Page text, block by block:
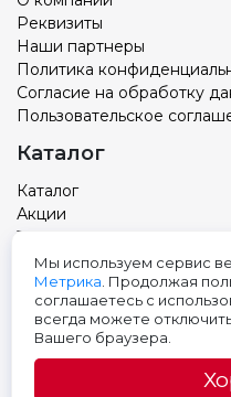
Реквизиты
Наши партнеры
Политика
Согласие на обработку
Пользовательское
Каталог
Каталог
Акции
Товар с вашим логотипом
Новости
Контакты
Адрес: Тюмень, ул.
Телефон:+7 (3452) 699-501
Мы используем сервис
Метрика . Продолжая
соглашаетесь с
всегда можете
Вашего браузера.